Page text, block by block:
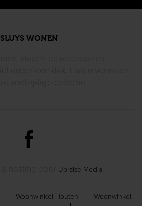
SLUYS WONEN
Upraise Media
Woonwinkel Houten
Woonwinkel